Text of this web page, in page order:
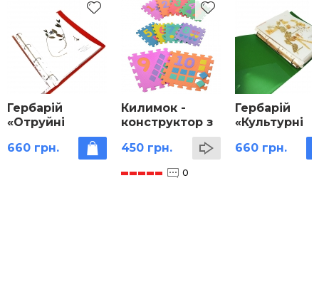
Гербарій
«Отруйні
660 грн.
Килимок -
конструктор з
450 грн.
0
Гербарій
«Культурні
660 грн.